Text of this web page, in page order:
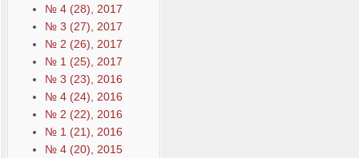
№ 4 (28), 2017
№ 3 (27), 2017
№ 2 (26), 2017
№ 1 (25), 2017
№ 3 (23), 2016
№ 4 (24), 2016
№ 2 (22), 2016
№ 1 (21), 2016
№ 4 (20), 2015